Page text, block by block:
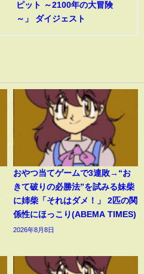
ピット ～2100年の大冒険
～」 ダイジェスト
おやつ当てゲームで3連敗→“お
きて破りの必勝法”を試みる妹柴
に姉柴「それはダメ！」 2匹の関
係性にほっこり(ABEMA TIMES)
2026年8月8日